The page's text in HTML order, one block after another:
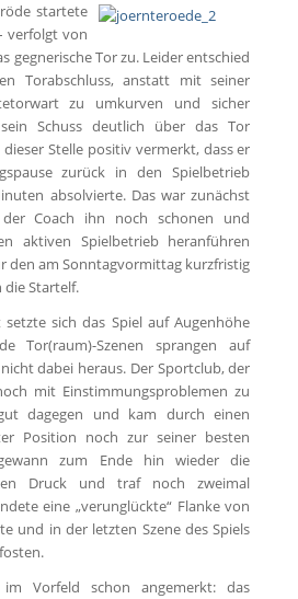
startete
verfolgt von
gegnerische Tor zu. Leider entschied
Torabschluss, anstatt mit seiner
zu umkurven und sicher
Schuss deutlich über das Tor
Stelle positiv vermerkt, dass er
zurück in den Spielbetrieb
absolvierte. Das war zunächst
Coach ihn noch schonen und
aktiven Spielbetrieb heranführen
den am Sonntagvormittag kurzfristig
die Startelf.
sich das Spiel auf Augenhöhe
Tor(raum)-Szenen sprangen auf
dabei heraus. Der Sportclub, der
mit Einstimmungsproblemen zu
dagegen und kam durch einen
Position noch zur seiner besten
zum Ende hin wieder die
Druck und traf noch zweimal
eine „verunglückte“ Flanke von
und in der letzten Szene des Spiels
Vorfeld schon angemerkt: das